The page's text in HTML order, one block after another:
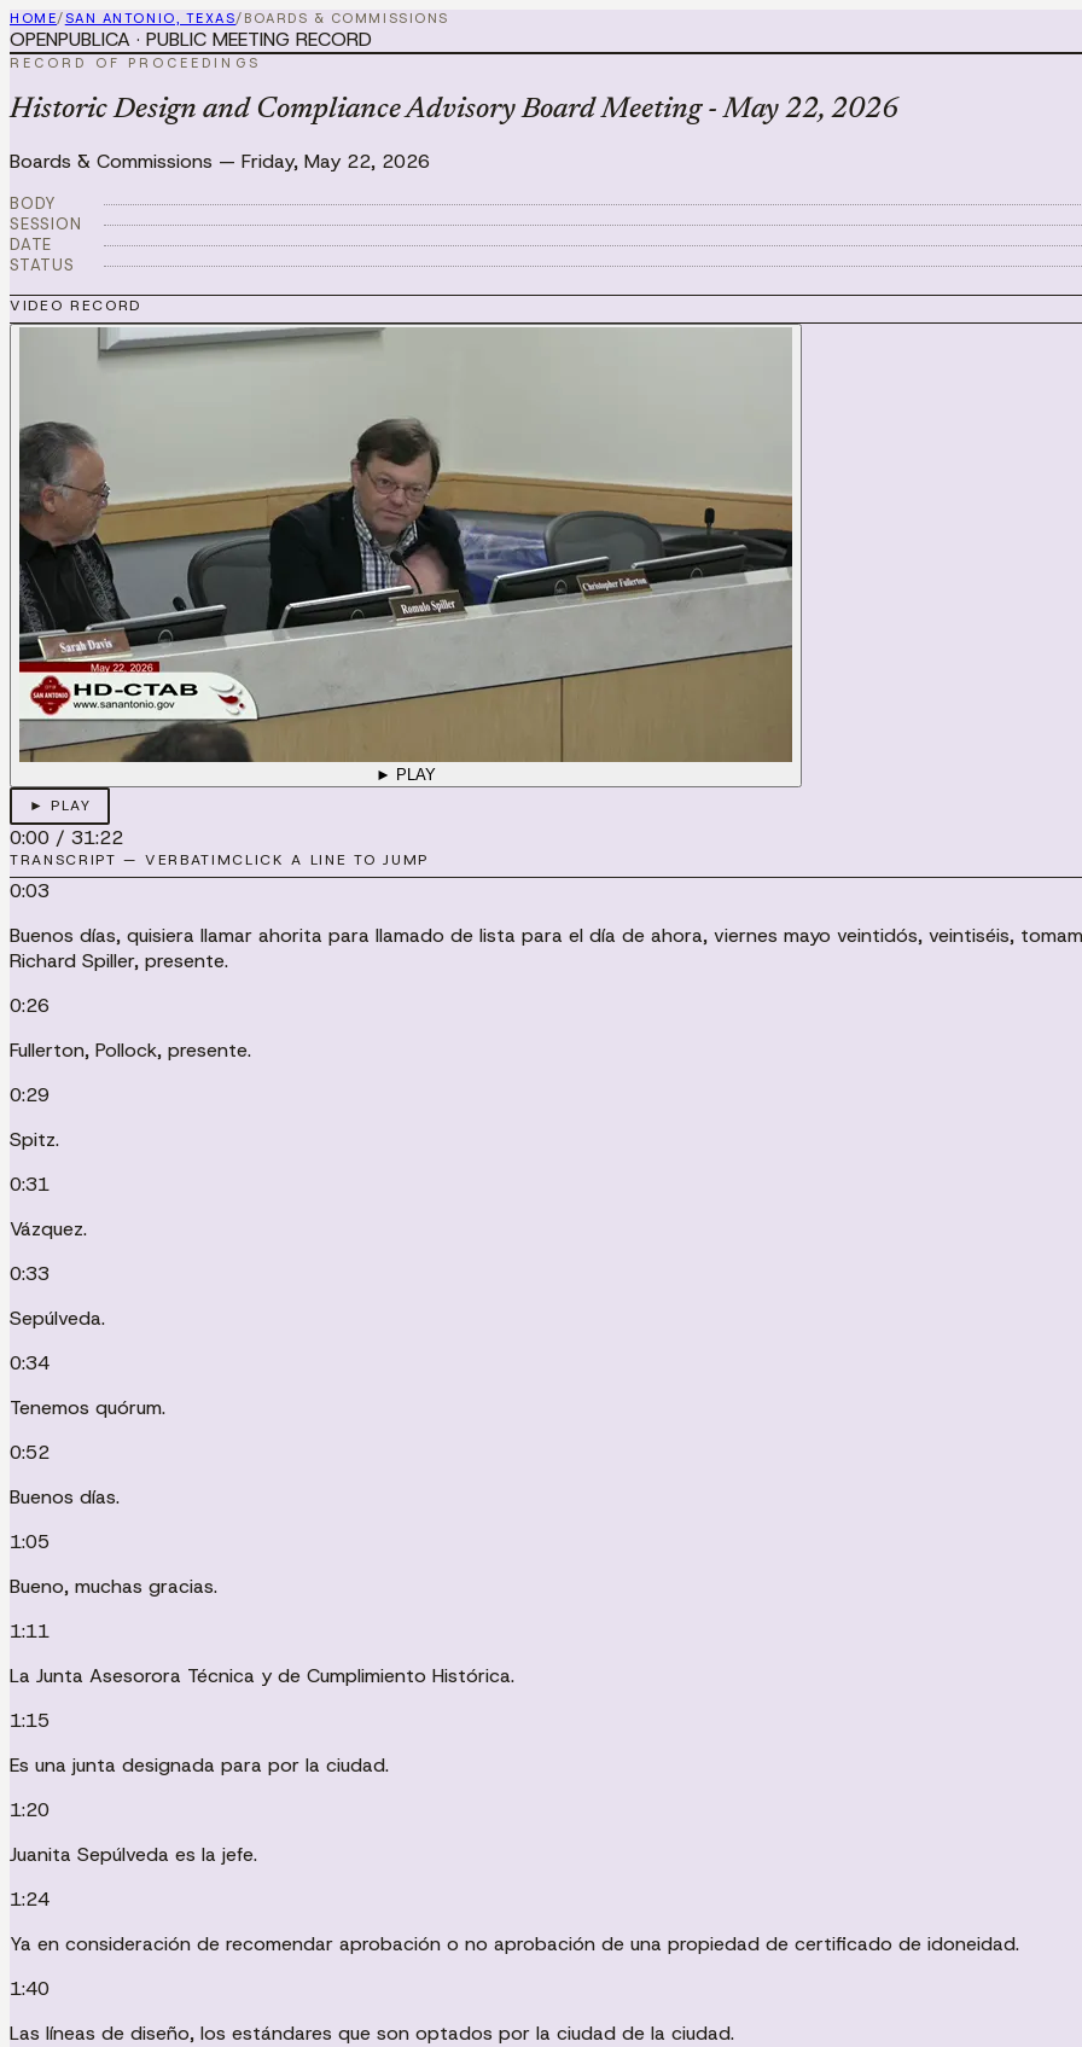
HOME/SAN ANTONIO, TEXAS/ BOARDS & COMMISSIONS
OPENPUBLICA · PUBLIC MEETING RECORD
RECORD OF PROCEEDINGS
Historic Design and Compliance Advisory Board Meeting - May 22, 2026
Boards & Commissions — Friday, May 22, 2026
BODY
SESSION
DATE
STATUS
VIDEO RECORD
► PLAY
► PLAY
0:00 / 31:22
TRANSCRIPT — VERBATIMCLICK A LINE TO JUMP
0:03
Buenos días, quisiera llamar ahorita para llamado de lista para el día de ahora, viernes mayo veintidós, veintiséis,
Richard Spiller, presente.
0:26
Fullerton, Pollock, presente.
0:29
Spitz.
0:31
Vázquez.
0:33
Sepúlveda.
0:34
Tenemos quórum.
0:52
Buenos días.
1:05
Bueno, muchas gracias.
1:11
La Junta Asesorora Técnica y de Cumplimiento Histórica.
1:15
Es una junta designada para por la ciudad.
1:20
Juanita Sepúlveda es la jefe.
1:24
Ya en consideración de recomendar aprobación o no aprobación de una propiedad de certificado de idoneidad.
1:40
Las líneas de diseño, los estándares que son optados por la ciudad de la ciudad.